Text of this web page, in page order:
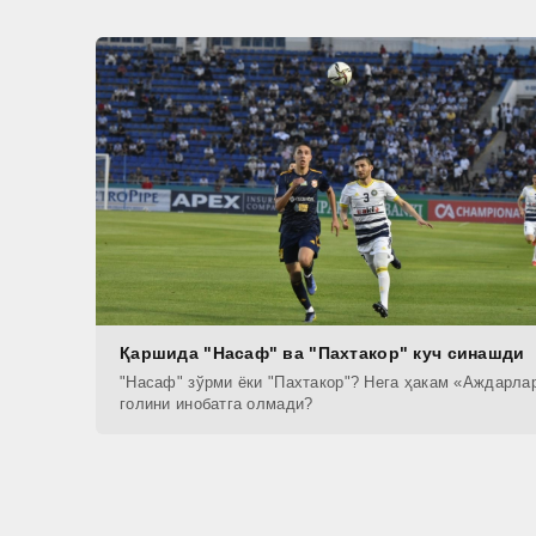
Қаршида "Насаф" ва "Пахтакор" куч синашди
"Насаф" зўрми ёки "Пахтакор"? Нега ҳакам
голини инобатга олмади?